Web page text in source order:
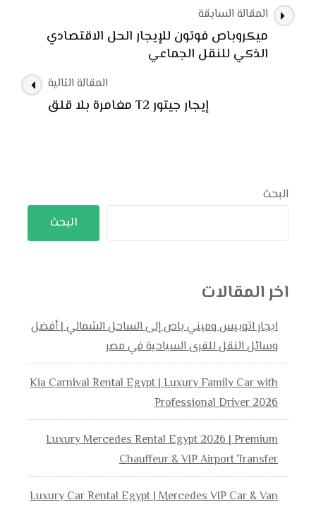
التنقل
بين
التدوينات
المقالة السابقة
ميكروباص فوتون للإيجار الحل الاقتصادي
الذكي للنقل الجماعي
المقالة التالية
إيجار جيتور T2 مغامرة بلا قلق
البحث
البحث
اخر المقالات
ايجار اتوبيس وميني باص إلى الساحل الشمالي | أفضل
وسائل النقل للقرى السياحية في مصر
Kia Carnival Rental Egypt | Luxury Family Car with
Professional Driver 2026
Luxury Mercedes Rental Egypt 2026 | Premium
Chauffeur & VIP Airport Transfer
Luxury Car Rental Egypt | Mercedes VIP Car & Van